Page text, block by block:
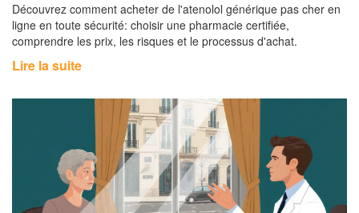
Découvrez comment acheter de l'atenolol générique pas cher en
ligne en toute sécurité: choisir une pharmacie certifiée,
comprendre les prix, les risques et le processus d'achat.
Lire la suite